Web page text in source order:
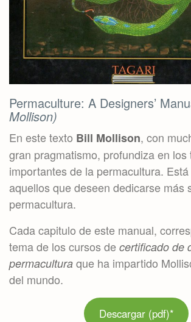
Permaculture: A Designers’
Mollison)
En este texto Bill Mollison, con
gran pragmatismo, profundiza en los
importantes de la permacultura.
aquellos que deseen dedicarse más
permacultura.
Cada capitulo de este manual,
tema de los cursos de certificado de
permacultura que ha impartido
del mundo.
Descargar (pdf)*